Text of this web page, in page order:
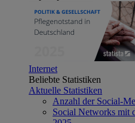
Internet
Beliebte Statistiken
Aktuelle Statistiken
Anzahl der Social-
Social Networks mit